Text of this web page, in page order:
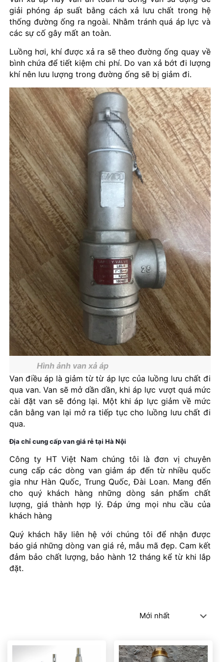
giải phóng áp suất bằng cách xả lưu chất trong hệ
thống đường ống ra ngoài. Nhằm tránh quá áp lực và
các sự cố gây mất an toàn.
Luồng hơi, khí được xả ra sẽ theo đường ống quay về
bình chứa để tiết kiệm chi phí. Do van xả bớt đi lượng
khí nên lưu lượng trong đường ống sẽ bị giảm đi.
Hình ảnh van xả áp
Van điều áp là giảm từ từ áp lực của luồng lưu chất đi
qua van. Van sẽ mở dần dần, khi áp lực vượt quá mức
cài đặt van sẽ đóng lại. Một khi áp lực giảm về mức
cân bằng van lại mở ra tiếp tục cho luồng lưu chất đi
qua.
Địa chỉ cung cấp van giá rẻ tại Hà Nội
Công ty HT Việt Nam chúng tôi là đơn vị chuyên
cung cấp các dòng van giảm áp đến từ nhiều quốc
gia như Hàn Quốc, Trung Quốc, Đài Loan. Mang đến
cho quý khách hàng những dòng sản phẩm chất
lượng, giá thành hợp lý. Đáp ứng mọi nhu cầu của
khách hàng
Quý khách hãy liên hệ với chúng tôi để nhận được
báo giá những dòng van giá rẻ, mẫu mã đẹp. Cam kết
đảm bảo chất lượng, bảo hành 12 tháng kể từ khi lắp
đặt.